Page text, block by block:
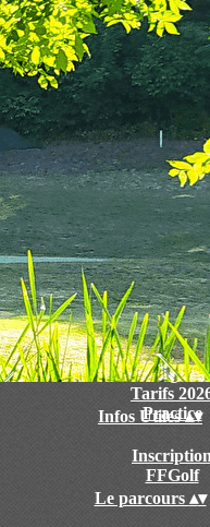
Les Avantages
Tarifs
Practice
Infos Utiles▴▾
Inscription
FFGolf
Le parcours ▴▾